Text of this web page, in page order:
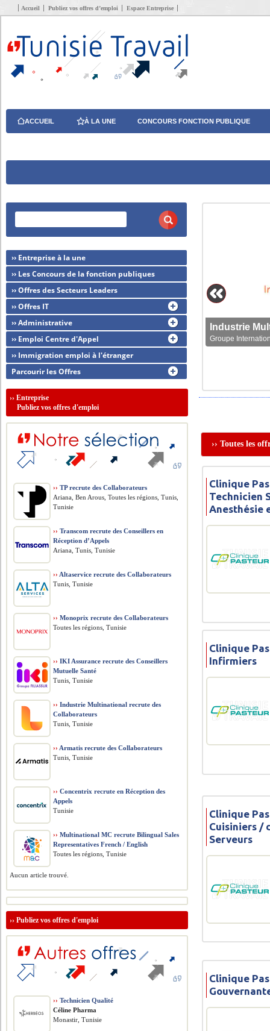
Accueil Publiez vos offres d’emploi Espace Entreprise
ACCUEIL À LA UNE CONCOURS FONCTION PUBLIQUE
Groupe
›› Toutes les
Clinique
Technicien
Anesthésie
Clinique
Infirmiers
Clinique
Cuisiniers /
Serveurs
Clinique
›› Entreprise à la une
›› Les Concours de la fonction publiques
›› Offres des Secteurs Leaders
›› Offres IT
›› Administrative
›› Emploi Centre d'Appel
›› Immigration emploi à l'étranger
Parcourir les Offres
››Entreprise
Publiez vos offres d'emploi
›› TP recrute des Collaborateurs
Ariana, Ben Arous, Toutes les régions, Tunis,
Tunisie
›› Transcom recrute des Conseillers en
Réception d’Appels
Ariana, Tunis, Tunisie
›› Altaservice recrute des Collaborateurs
Tunis, Tunisie
›› Monoprix recrute des Collaborateurs
Toutes les régions, Tunisie
›› IKI Assurance recrute des Conseillers
Mutuelle Santé
Tunis, Tunisie
›› Industrie Multinational recrute des
Collaborateurs
Tunis, Tunisie
›› Armatis recrute des Collaborateurs
Tunis, Tunisie
›› Concentrix recrute en Réception des
Appels
Tunisie
›› Multinational MC recrute Bilingual Sales
Representatives French / English
Toutes les régions, Tunisie
Aucun article trouvé.
››Publiez vos offres d'emploi
›› Technicien Qualité
Céline Pharma
Monastir, Tunisie